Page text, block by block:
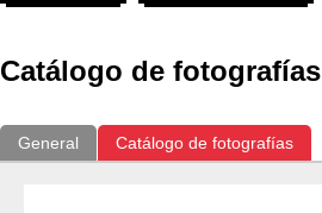
Catálogo de fotografías
General Catálogo de fotografías